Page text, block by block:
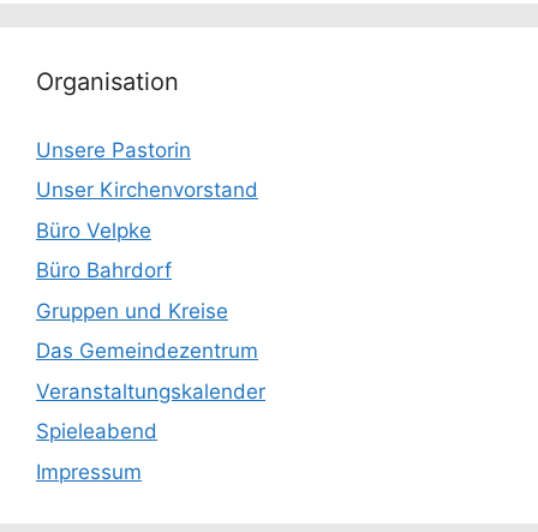
Organisation
Unsere Pastorin
Unser Kirchenvorstand
Büro Velpke
Büro Bahrdorf
Gruppen und Kreise
Das Gemeindezentrum
Veranstaltungskalender
Spieleabend
Impressum